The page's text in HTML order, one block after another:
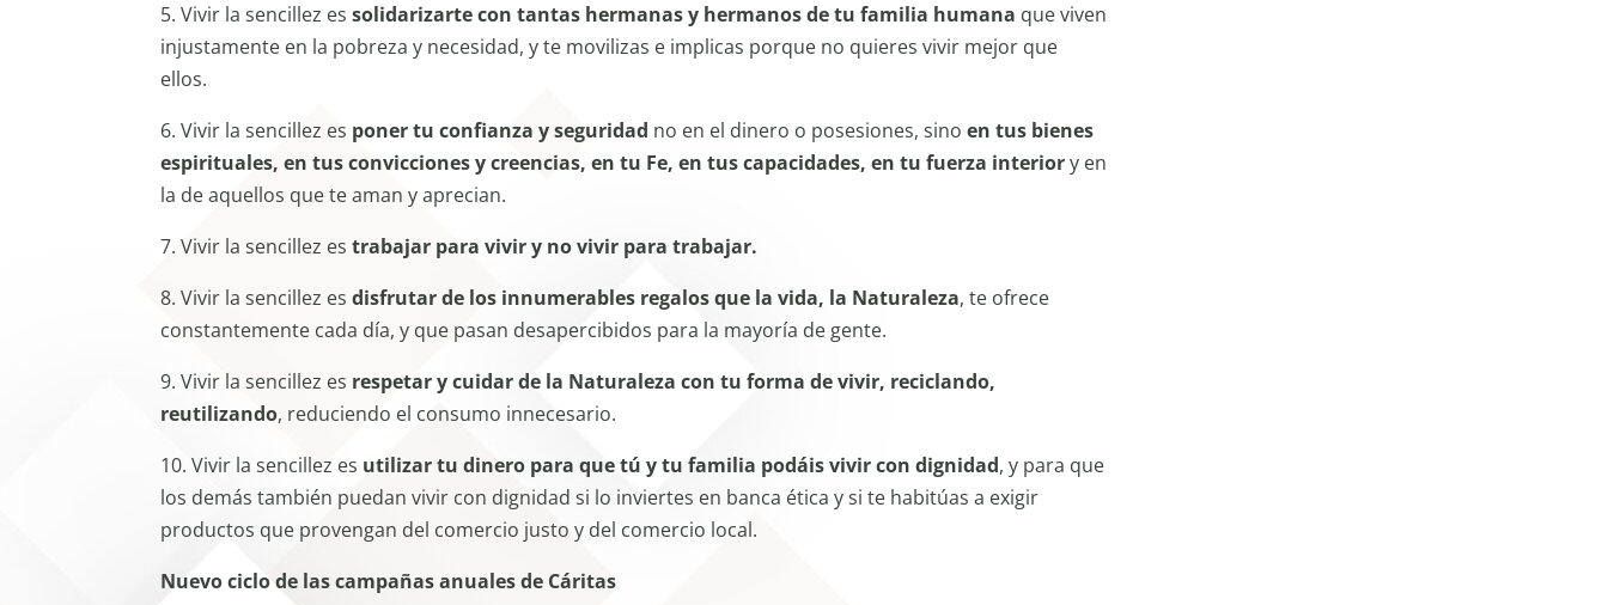
5. Vivir la sencillez essolidarizarte con tantas hermanas y hermanos de tu familia humana que viven
injustamente en la pobreza y necesidad, y te movilizas e implicas porque no quieres vivir mejor que
ellos.
6. Vivir la sencillez es poner tu confianza y seguridad no en el dinero o posesiones, sinoen tus bienes
espirituales, en tus convicciones y creencias, en tu Fe, en tus capacidades, en tu fuerza interiory en
la de aquellos que te aman y aprecian.
7. Vivir la sencillez estrabajar para vivir y no vivir para trabajar.
8. Vivir la sencillez esdisfrutar de los innumerables regalos que la vida, la Naturaleza, te ofrece
constantemente cada día, y que pasan desapercibidos para la mayoría de gente.
9. Vivir la sencillez es respetar y cuidar de la Naturaleza con tu forma de vivir, reciclando,
reutilizando, reduciendo el consumo innecesario.
10. Vivir la sencillez es utilizar tu dinero para que tú y tu familia podáis vivir con dignidad, y para que
los demás también puedan vivir con dignidad si lo inviertes en banca ética y si te habitúas a exigir
productos que provengan del comercio justo y del comercio local.
Nuevo ciclo de las campañas anuales de Cáritas